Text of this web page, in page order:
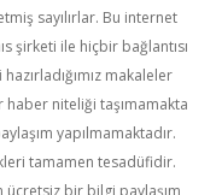
sayılırlar. Bu internet
şirketi ile hiçbir bağlantısı
makaleler
haber niteliği taşımamakta
yapılmamaktadır.
tamamen tesadüfidir.
ücretsiz bir bilgi paylaşım